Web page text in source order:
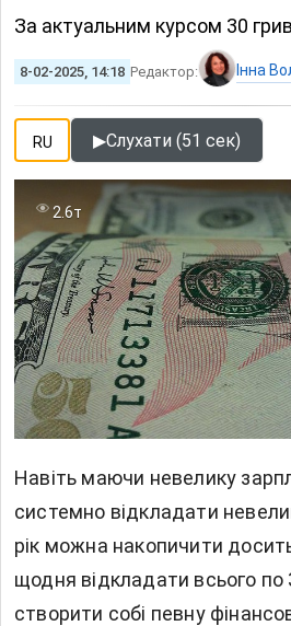
За актуальним курсом 30
8-02-2025, 14:18 Редактор: Інна
RU ▶Слухати (51 сек)
2.6т
Навіть маючи невелику
системно відкладати
рік можна накопичити
щодня відкладати всього
створити собі певну